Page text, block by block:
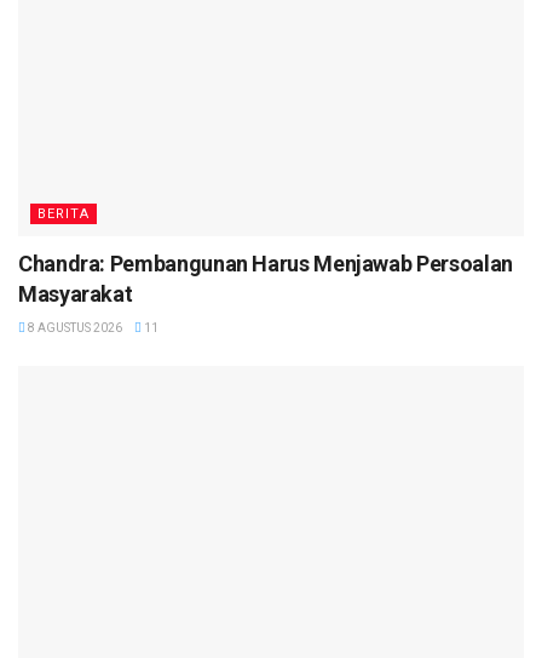
BERITA
Chandra: Pembangunan Harus Menjawab Persoalan
Masyarakat
8 AGUSTUS 2026 11